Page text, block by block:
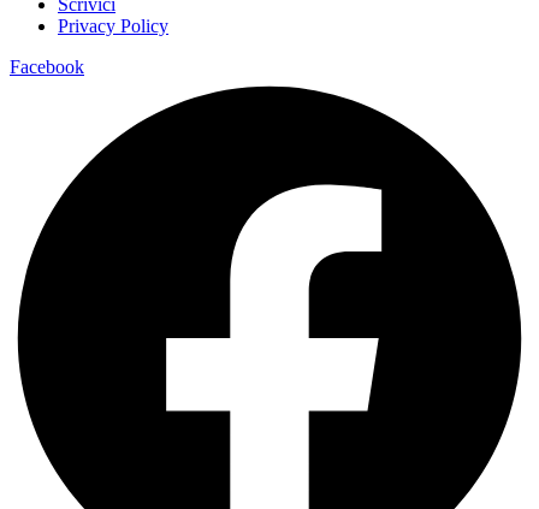
Privacy Policy
Facebook